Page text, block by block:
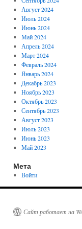
Август 2024
Июль 2024
Июнь 2024
Май 2024
Апрель 2024
Март 2024
Февраль 2024
Январь 2024
Декабрь 2023
Ноябрь 2023
Октябрь 2023
Сентябрь 2023
Август 2023
Июль 2023
Июнь 2023
Май 2023
Мета
Войти
Сайт работает на